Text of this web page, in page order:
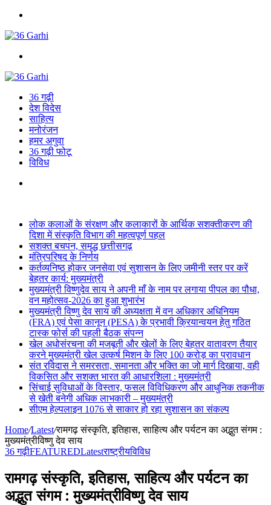
36 गढ़ी
देश विदेस
साहित्य
मनोरंजन
हमर अगुवा
36 गढ़ी फोटू
विविध
लोक कलाओं के संरक्षण और कलाकारों के आर्थिक सशक्तीकरण की
दिशा में संस्कृति विभाग की महत्वपूर्ण पहल
सशक्त बचपन, समृद्ध छत्तीसगढ़
मंत्रिपरिषद के निर्णय
कर्तव्यनिष्ठ होकर जनसेवा एवं सुशासन के लिए जमीनी स्तर पर करें
बेहतर कार्य: मुख्यमंत्री
मुख्यमंत्री विष्णुदेव साय ने अपनी माँ के नाम पर लगाया पीपल का पौधा,
वन महोत्सव-2026 का हुआ शुभारंभ
मुख्यमंत्री विष्णु देव साय की अध्यक्षता में वन अधिकार अधिनियम
(FRA) एवं पेसा कानून (PESA) के प्रभावी क्रियान्वयन हेतु गठित
टास्क फोर्स की पहली बैठक संपन्न
खेल अधोसंरचना की मजबूती और खेलों के लिए बेहतर वातावरण तैयार
करने मुख्यमंत्री खेल उत्कर्ष मिशन के लिए 100 करोड़ का प्रावधान
संत रविदास ने समरसता, समानता और भक्ति का जो मार्ग दिखाया, वही
विकसित और सशक्त भारत की आधारशिला : मुख्यमंत्री
सिंचाई सुविधाओं के विस्तार, फसल विविधिकरण और आधुनिक तकनीक
से खेती बनेगी अधिक लाभकारी – मुख्यमंत्री
सीएम हेल्पलाइन 1076 से साकार हो रहा सुशासन का संकल्प
Home/Latest/रामगढ़ संस्कृति, इतिहास, साहित्य और पर्यटन का अद्भुत संगम :
मुख्यमंत्रीविष्णु देव साय
36 गढ़ीFEATUREDLatestराष्ट्रीयविविध
रामगढ़ संस्कृति, इतिहास, साहित्य और पर्यटन का
अद्भुत संगम : मुख्यमंत्रीविष्णु देव साय